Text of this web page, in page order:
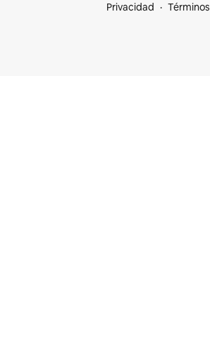
Privacidad
Términos